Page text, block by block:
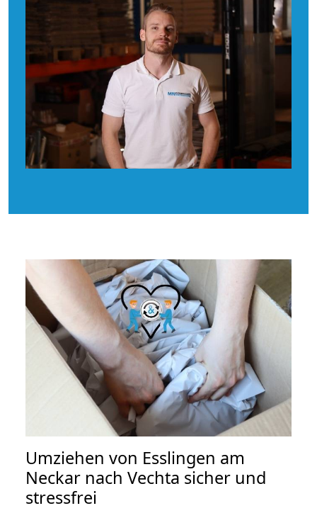
Umziehen von Esslingen am
Neckar nach Vechta sicher und
stressfrei